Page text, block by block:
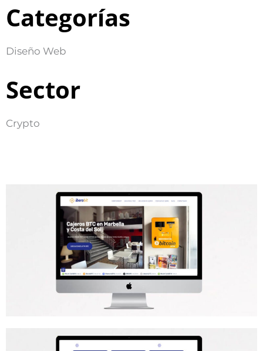
Categorías
Diseño Web
Sector
Crypto